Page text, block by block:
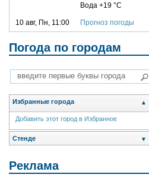
Вода +19 °C
10 авг, Пн, 11:00 Прогноз погоды
Погода по городам
Избранные города ▲
Добавить этот город в Избранное
Стенде ▼
Реклама